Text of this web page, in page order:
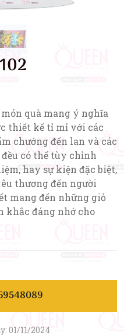
quà mang ý nghĩa
thiết kế tỉ mỉ với các
chướng đến lan và các
có thể tùy chỉnh
hay sự kiện đặc biệt,
thương đến người
mang đến những giỏ
khắc đáng nhớ cho
01/11/2024